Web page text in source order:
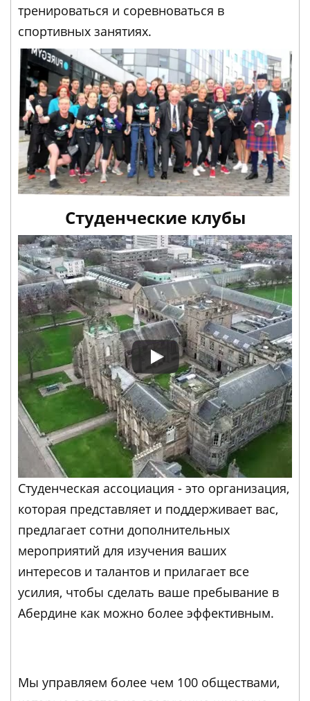
тренироваться и соревноваться в
спортивных занятиях.
Студенческие клубы
Студенческая ассоциация - это организация,
которая представляет и поддерживает вас,
предлагает сотни дополнительных
мероприятий для изучения ваших
интересов и талантов и прилагает все
усилия, чтобы сделать ваше пребывание в
Абердине как можно более эффективным.
Мы управляем более чем 100 обществами,